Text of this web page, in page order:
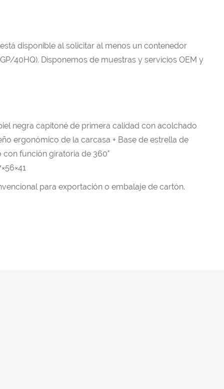
disponible al solicitar al menos un contenedor
40HQ). Disponemos de muestras y servicios OEM y
negra capitoné de primera calidad con acolchado
ergonómico de la carcasa + Base de estrella de
función giratoria de 360°
para exportación o embalaje de cartón.